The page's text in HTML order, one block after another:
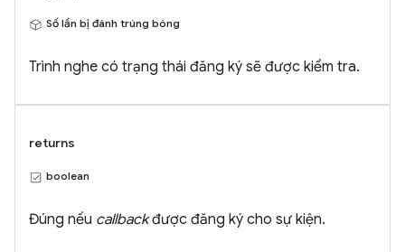
Số lần bị đánh trúng bóng
Trình nghe có trạng thái đăng ký sẽ được kiểm tra.
returns
boolean
Đúng nếu callbackđược đăng ký cho sự kiện.